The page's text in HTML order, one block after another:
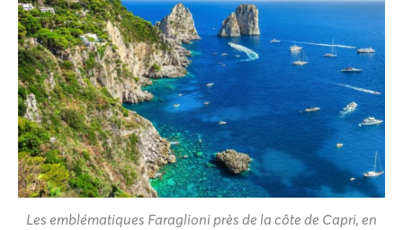
Les emblématiques Faraglioni près de la côte de Capri, en